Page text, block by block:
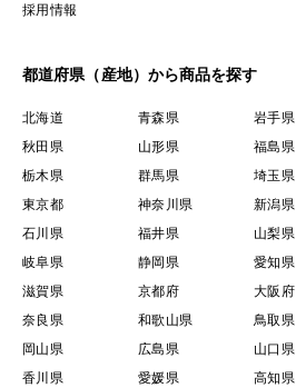
採用情報
都道府県（産地）から商品を探す
北海道 青森県 岩手県
秋田県
山形県 福島県
栃木県
群馬県 埼玉県
東京都
神奈川県 新潟県
石川県
福井県 山梨県
岐阜県
静岡県 愛知県
滋賀県
京都府 大阪府
奈良県
和歌山県 鳥取県
岡山県
広島県 山口県
香川県
愛媛県 高知県